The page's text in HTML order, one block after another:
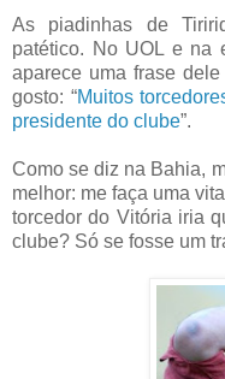
As piadinhas de
patético. No UOL e na
aparece uma frase
gosto: “Muitos
presidente do clube”.
Como se diz na Bahia,
melhor: me faça uma
torcedor do Vitória iria
clube? Só se fosse um